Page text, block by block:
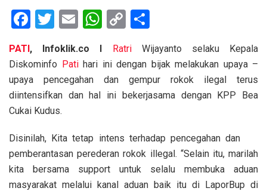
F
ce
b
o
o
k
T
tt
er
E
ail
W
at
s
A
p
C
py
Li
n
ar
e
PATI, Infoklik.co I RatriWijayanto selaku Kepala
Diskominfo Patihari ini dengan bijak melakukan upaya –
upaya pencegahan dan gempur rokok ilegal terus
diintensifkan dan hal ini bekerjasama dengan KPP Bea
Cukai Kudus.
Disinilah, Kita tetap intens terhadap pencegahan dan
pemberantasan perederan rokok illegal. “Selain itu, marilah
kita bersama support untuk selalu membuka aduan
masyarakat melalui kanal aduan baik itu di LaporBup di